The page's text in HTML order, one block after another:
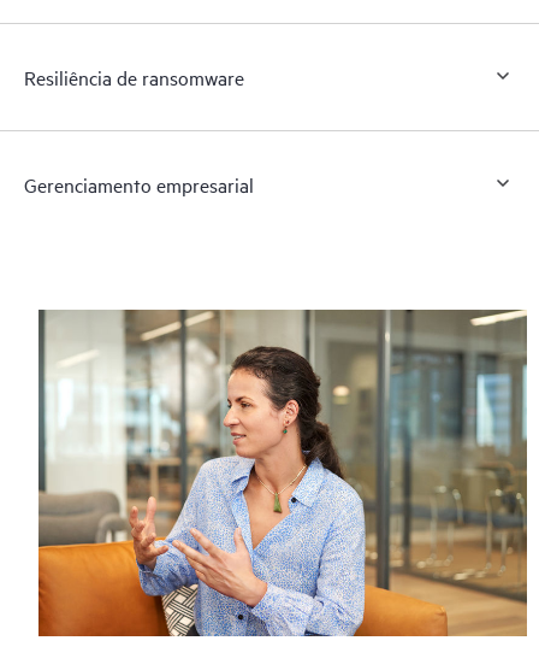
Resiliência de ransomware
Gerenciamento empresarial